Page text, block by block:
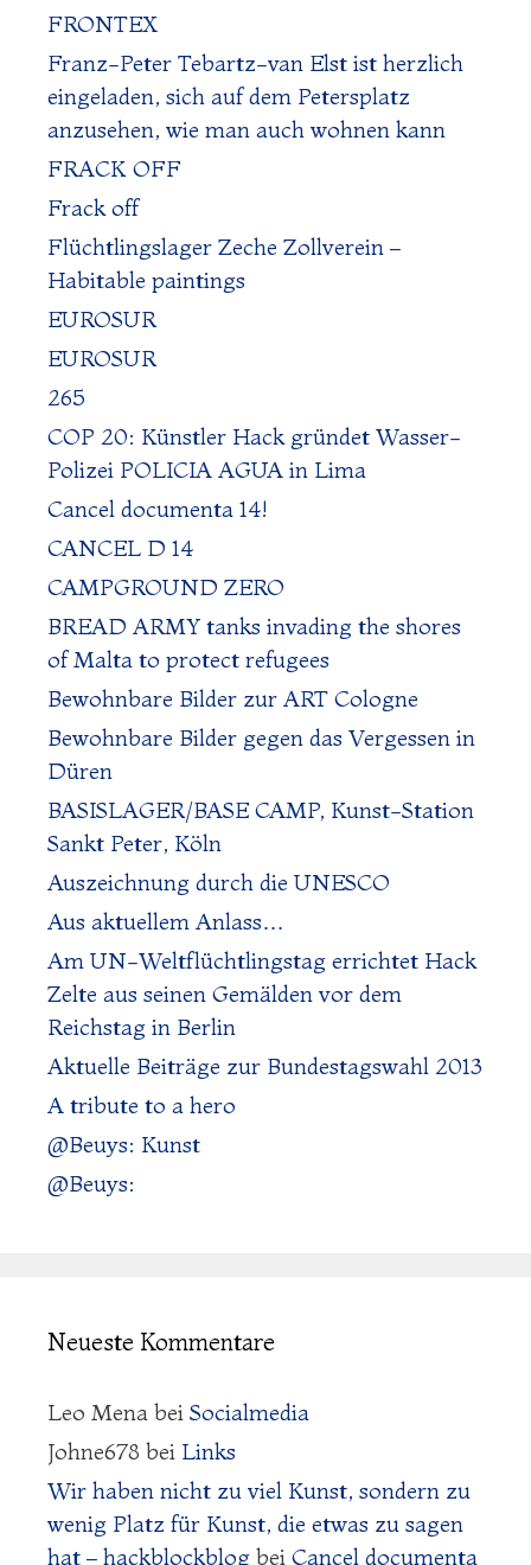
FRONTEX
Franz-Peter Tebartz-van Elst ist herzlich
eingeladen, sich auf dem Petersplatz
anzusehen, wie man auch wohnen kann
FRACK OFF
Frack off
Flüchtlingslager Zeche Zollverein –
Habitable paintings
EUROSUR
EUROSUR
265
COP 20: Künstler Hack gründet Wasser-
Polizei POLICIA AGUA in Lima
Cancel documenta 14!
CANCEL D 14
CAMPGROUND ZERO
BREAD ARMY tanks invading the shores
of Malta to protect refugees
Bewohnbare Bilder zur ART Cologne
Bewohnbare Bilder gegen das Vergessen in
Düren
BASISLAGER/BASE CAMP, Kunst-Station
Sankt Peter, Köln
Auszeichnung durch die UNESCO
Aus aktuellem Anlass…
Am UN-Weltflüchtlingstag errichtet Hack
Zelte aus seinen Gemälden vor dem
Reichstag in Berlin
Aktuelle Beiträge zur Bundestagswahl 2013
A tribute to a hero
@Beuys: Kunst
@Beuys:
Neueste Kommentare
Leo Mena bei Socialmedia
Johne678 bei Links
Wir haben nicht zu viel Kunst, sondern zu
wenig Platz für Kunst, die etwas zu sagen
hat – hackblockblog bei Cancel documenta